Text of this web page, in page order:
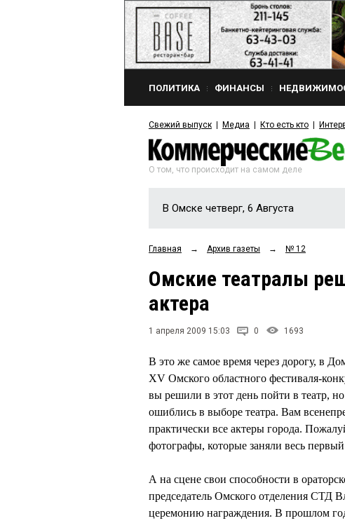
ПОЛИТИКА ФИНАНСЫ
Свежий выпуск Медиа Кто есть кто
О том, что происходит на самом деле
В Омске четверг, 6 Августа
Главная → Архив газеты → № 12
Омские театралы
актера
1 апреля 2009 15:03 0 1693
В это же самое время через дорогу, в
ХV Омского областного фестиваля-
вы решили в этот день пойти в театр,
ошиблись в выборе театра. Вам
практически все актеры города.
фотографы, которые заняли весь
А на сцене свои способности в
председатель Омского отделения
церемонию награждения. В прошлом